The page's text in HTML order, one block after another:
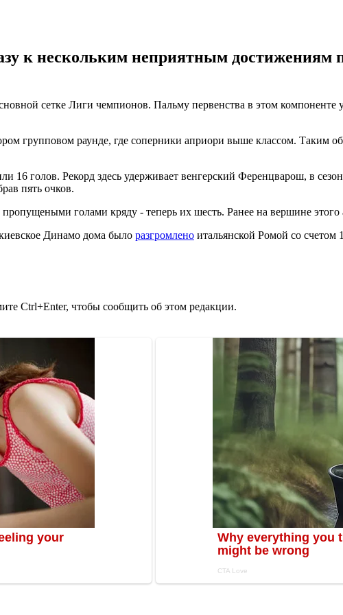
к нескольким неприятным достижениям
сетке Лиги чемпионов. Пальму первенства в этом компоненте
групповом раунде, где соперники априори выше классом. Таким
голов. Рекорд здесь удерживает венгерский Ференцварош, в
пять очков.
голами кряду - теперь их шесть. Ранее на вершине этого
Динамо дома было разгромлено итальянской Ромой со
Ctrl+Enter, чтобы сообщить об этом редакции.